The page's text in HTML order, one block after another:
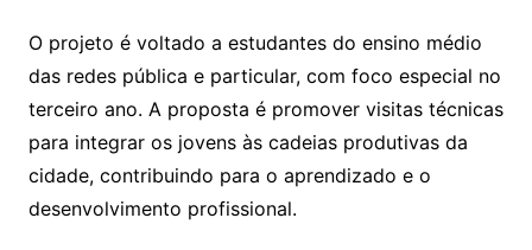
O projeto é voltado a estudantes do ensino médio
das redes pública e particular, com foco especial no
terceiro ano. A proposta é promover visitas técnicas
para integrar os jovens às cadeias produtivas da
cidade, contribuindo para o aprendizado e o
desenvolvimento profissional.